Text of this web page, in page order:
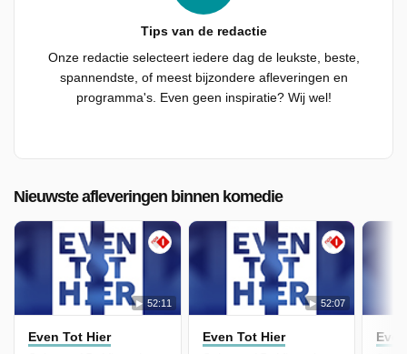
Tips van de redactie
Onze redactie selecteert iedere dag de leukste, beste,
spannendste, of meest bijzondere afleveringen en
programma's. Even geen inspiratie? Wij wel!
Nieuwste afleveringen binnen komedie
52:11
Even Tot Hier
52:07
Even Tot Hier